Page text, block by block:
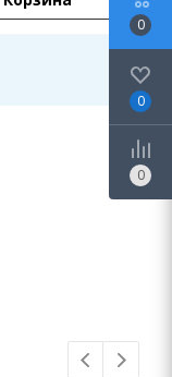
0
0
0